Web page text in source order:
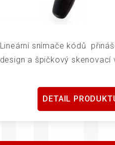
Lineární snímače kódů
design a špičkový skenovací
DETAIL